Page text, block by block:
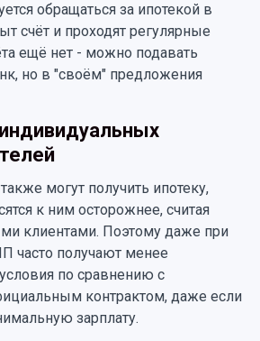
обращаться за ипотекой в
счёт и проходят регулярные
ещё нет - можно подавать
но в "своём" предложения
могут получить ипотеку,
к ним осторожнее, считая
клиентами. Поэтому даже при
часто получают менее
по сравнению с
контрактом, даже если
зарплату.